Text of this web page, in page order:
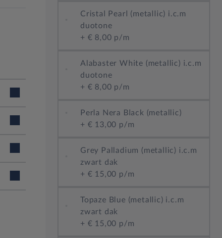
Cristal Pearl (metallic) i.c.m
duotone
+
€ 8,00 p/m
Alabaster White (metallic) i.c.m
duotone
+
€ 8,00 p/m
Perla Nera Black (metallic)
+
€ 13,00 p/m
Grey Palladium (metallic) i.c.m
zwart dak
+
€ 15,00 p/m
Topaze Blue (metallic) i.c.m
zwart dak
+
€ 15,00 p/m